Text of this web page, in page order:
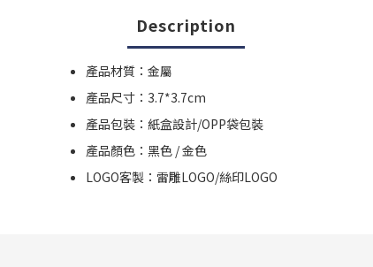
Description
產品材質：金屬
產品尺寸：3.7*3.7cm
產品包裝：紙盒設計/OPP袋包裝
產品顏色：黑色 / 金色
LOGO客製：雷雕LOGO/絲印LOGO